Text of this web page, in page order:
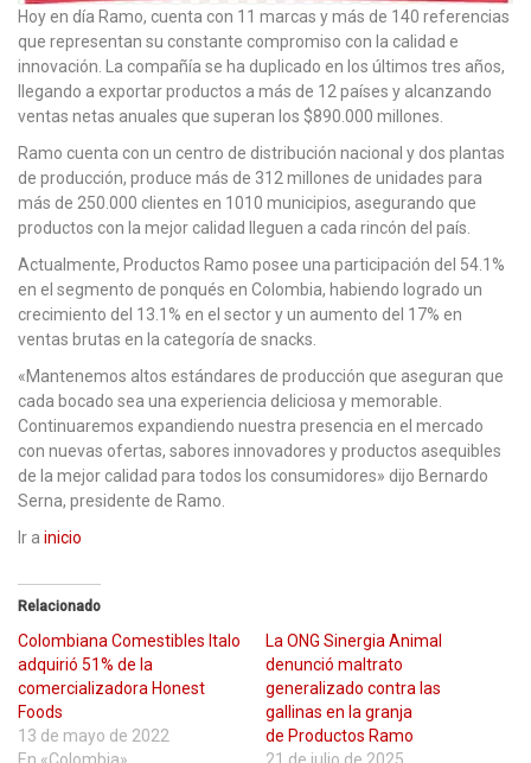
Hoy en día Ramo, cuenta con 11 marcas y más de 140 referencias
que representan su constante compromiso con la calidad e
innovación. La compañía se ha duplicado en los últimos tres años,
llegando a exportar productos a más de 12 países y alcanzando
ventas netas anuales que superan los $890.000 millones.
Ramo cuenta con un centro de distribución nacional y dos plantas
de producción, produce más de 312 millones de unidades para
más de 250.000 clientes en 1010 municipios, asegurando que
productos con la mejor calidad lleguen a cada rincón del país.
Actualmente, Productos Ramo posee una participación del 54.1%
en el segmento de ponqués en Colombia, habiendo logrado un
crecimiento del 13.1% en el sector y un aumento del 17% en
ventas brutas en la categoría de snacks.
«Mantenemos altos estándares de producción que aseguran que
cada bocado sea una experiencia deliciosa y memorable.
Continuaremos expandiendo nuestra presencia en el mercado
con nuevas ofertas, sabores innovadores y productos asequibles
de la mejor calidad para todos los consumidores» dijo Bernardo
Serna, presidente de Ramo.
Ir a inicio
Relacionado
Colombiana Comestibles Italo
adquirió 51% de la
comercializadora Honest
Foods
13 de mayo de 2022
En «Colombia»
La ONG Sinergia Animal
denunció maltrato
generalizado contra las
gallinas en la granja
de Productos Ramo
21 de julio de 2025